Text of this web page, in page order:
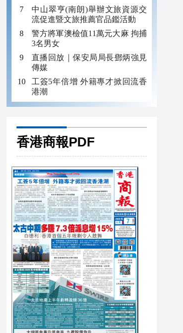
急應變等
中山翠亨(南朗)舉辦文旅資源交
流促進暨文旅推薦官品鑑活動
警方將軍澳檢值11萬元大麻 拘捕
3名男女
直播回放｜保安局局長鄧炳強見
傳媒
工簽5年倍增 外籍專才掀回流香
港潮
香港商報PDF